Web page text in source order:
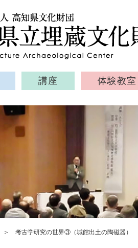
講座 体験教室
＞ 考古学研究の世界③（城館出土の陶磁器）